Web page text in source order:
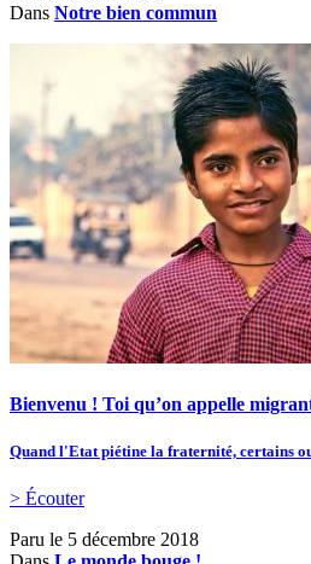
Dans Notre bien commun
Bienvenu ! Toi qu’on appelle
Quand l'Etat piétine la fraternité, certains
> Écouter
Paru le 5 décembre 2018